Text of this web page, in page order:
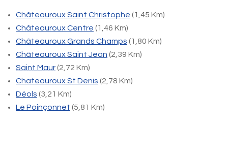
Châteauroux Saint Christophe (1,45 Km)
Châteauroux Centre (1,46 Km)
Châteauroux Grands Champs (1,80 Km)
Châteauroux Saint Jean (2,39 Km)
Saint Maur(2,72 Km)
Chateauroux St Denis (2,78 Km)
Déols (3,21 Km)
Le Poinçonnet (5,81 Km)